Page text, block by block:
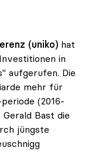
(uniko) hat
in
aufgerufen. Die
mehr für
(2016-
Bast die
jüngste